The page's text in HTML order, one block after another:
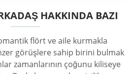
HAKKINDA BAZI
flört ve aile kurmakla
görüşlere sahip birini bulmak
zamanlarının çoğunu kiliseye